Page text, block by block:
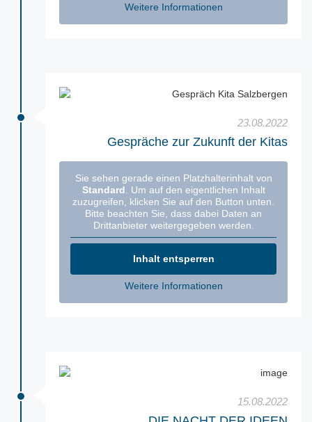
Weitere Informationen
23.08.2022
Gespräche zur Zukunft der Kitas
Sie sehen gerade einen Platzhalterinhalt von
Standard. Um auf den eigentlichen Inhalt
zuzugreifen, klicken Sie auf den Button unten.
Bitte beachten Sie, dass dabei Daten an
Drittanbieter weitergegeben werden.
Inhalt entsperren
Weitere Informationen
15.08.2022